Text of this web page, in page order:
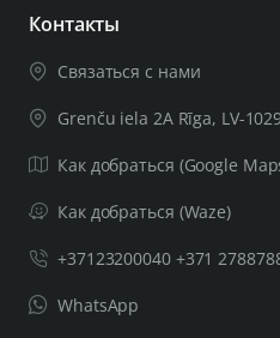
Контакты
Связаться с нами
Grenču iela 2A Rīga, LV-
Как добраться (Google
Как добраться (Waze)
+37123200040 +371
WhatsApp